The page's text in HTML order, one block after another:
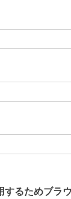
するためブラ